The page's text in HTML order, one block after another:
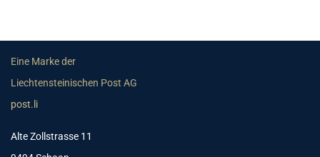
Eine Marke der
Liechtensteinischen Post AG
post.li
Alte Zollstrasse 11